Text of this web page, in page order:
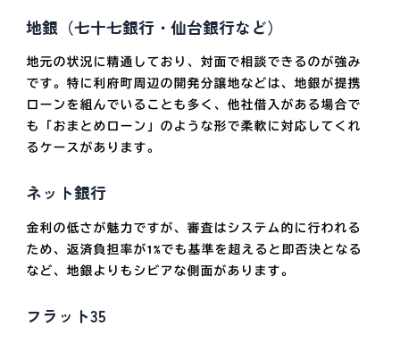
地銀（七十七銀行・仙台銀行など）
地元の状況に精通しており、対面で相談できるのが強み
です。特に利府町周辺の開発分譲地などは、地銀が提携
ローンを組んでいることも多く、他社借入がある場合で
も「おまとめローン」のような形で柔軟に対応してくれ
るケースがあります。
ネット銀行
金利の低さが魅力ですが、審査はシステム的に行われる
ため、返済負担率が1%でも基準を超えると即否決となる
など、地銀よりもシビアな側面があります。
フラット35